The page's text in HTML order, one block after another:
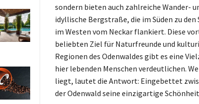
sondern bieten auch zahlreiche Wander-
idyllische Bergstraße, die im Süden zu
im Westen vom Neckar flankiert. Diese
beliebten Ziel für Naturfreunde und
Regionen des Odenwaldes gibt es eine
hier lebenden Menschen verdeutlichen.
liegt, lautet die Antwort: Eingebettet
der Odenwald seine einzigartige